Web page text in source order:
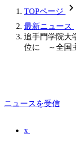
TOPページ chevron_forward
最新ニュース
追手門学院大
位に ～全国
ニュースを受信
x